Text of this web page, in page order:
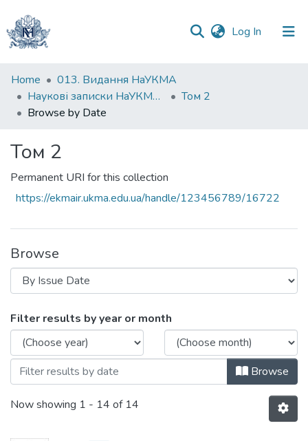
Log In (current)
Communities
&
Collections
Home
013. Видання НаУКМА
Наукові записки НаУКМА. Історичні науки
Том 2
Browse by Date
Том 2
Permanent URI for this collection
https://ekmair.ukma.edu.ua/handle/123456789/16722
Browse
Browsing Том 2 by Issue Date
Filter results by year or month
Browse
Now showing 1 - 14 of 14